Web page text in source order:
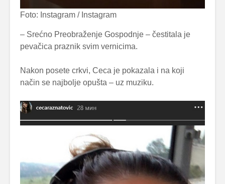
Foto: Instagram / Instagram
– Srećno Preobraženje Gospodnje – čestitala je
pevačica praznik svim vernicima.
Nakon posete crkvi, Ceca je pokazala i na koji
način se najbolje opušta – uz muziku.